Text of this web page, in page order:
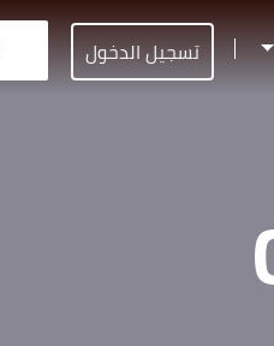
تسجيل الدخول